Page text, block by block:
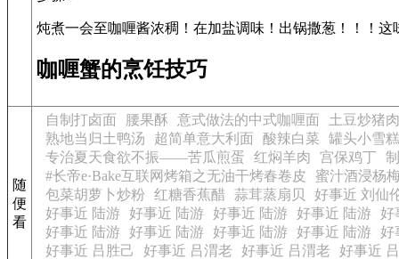
炖煮一会至咖喱酱浓稠！在加盐调味！出锅撒葱！！！
咖喱蟹的烹饪技巧
随
便
看
自制打卤面 腰果酥 意式做法的中式咖喱面
土豆炒猪肉
熟地当归土鸭汤
超简单意大利面 酸辣白菜
罐头小雪糕
专治夏天食欲不振——苦瓜煎蛋
红焖羊肉 宫保鸡丁
#长帝e·Bake互联网烤箱之无油干烤春卷皮
蜜汁酒浸杨
包菜胡萝卜炒粉
红糖香蕉醋 蒜茸蒸扇贝
好事近 刘仙
好事近 陆游
好事近 陆游 好事近 陆游 好事近 陆游
好
好事近 陆游
好事近 陆游 好事近 陆游 好事近 陆游
好
好事近 吕胜己
好事近 吕渭老 好事近 吕渭老
好事近